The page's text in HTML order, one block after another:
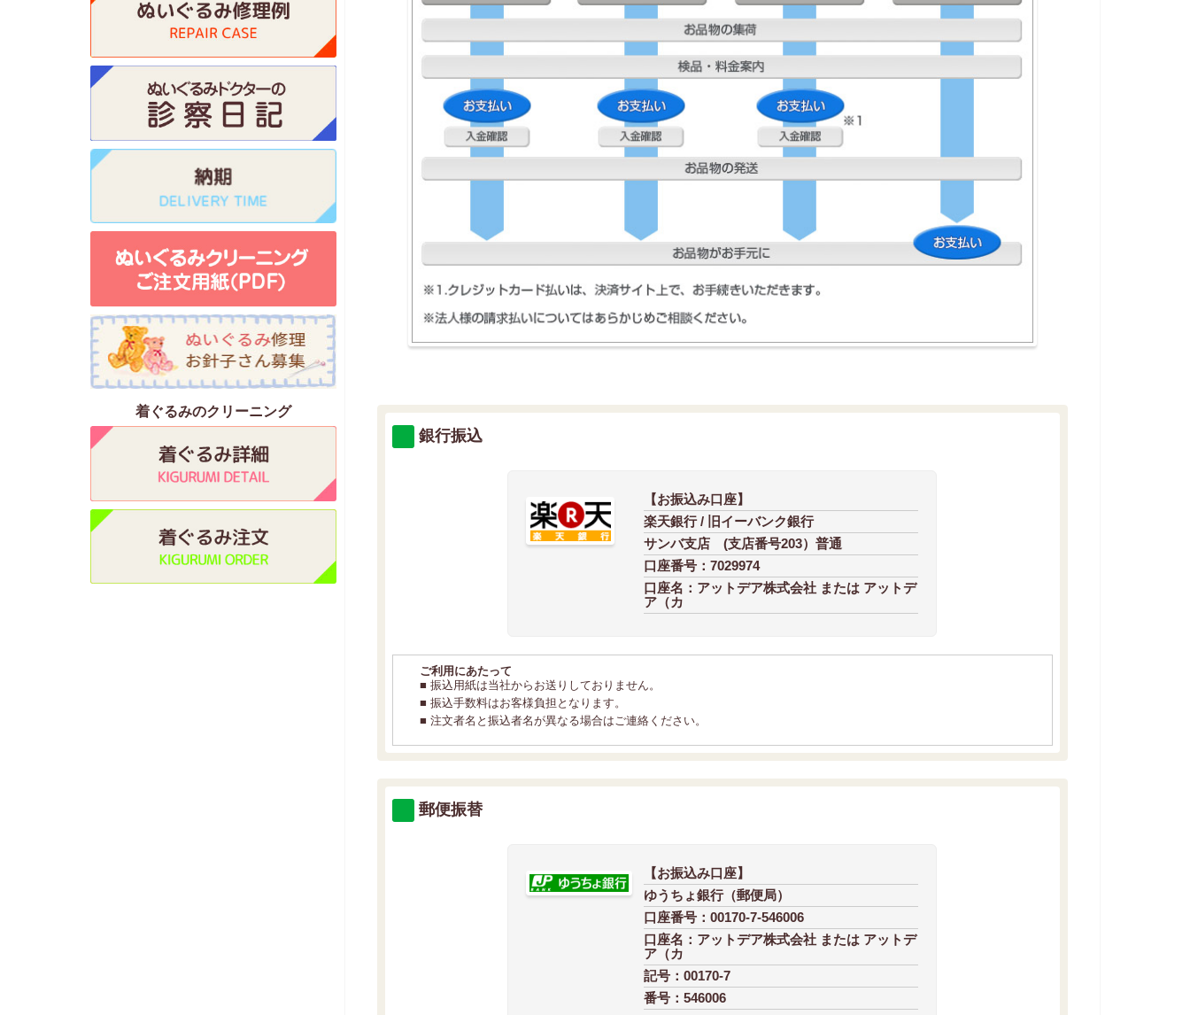
銀行振込
【お振込み口座】
楽天銀行 / 旧イーバンク銀行
サンバ支店 (支店番号203）普通
口座番号：7029974
口座名：アットデア株式会社 または アットデ
ア（カ
ご利用にあたって
■ 振込用紙は当社からお送りしておりません。
■ 振込手数料はお客様負担となります。
■ 注文者名と振込者名が異なる場合はご連絡ください。
郵便振替
【お振込み口座】
ゆうちょ銀行（郵便局）
口座番号：00170-7-546006
口座名：アットデア株式会社 または アットデ
ア（カ
記号：00170-7
番号：546006
着ぐるみのクリーニング